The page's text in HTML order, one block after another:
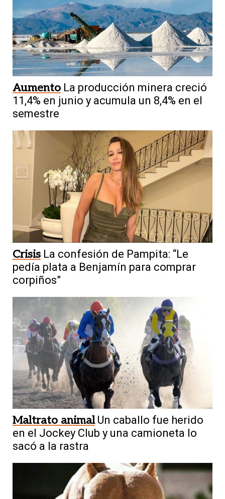
Aumento La producción minera creció
11,4% en junio y acumula un 8,4% en el
semestre
Crisis La confesión de Pampita: “Le
pedía plata a Benjamín para comprar
corpiños”
Maltrato animal Un caballo fue herido
en el Jockey Club y una camioneta lo
sacó a la rastra